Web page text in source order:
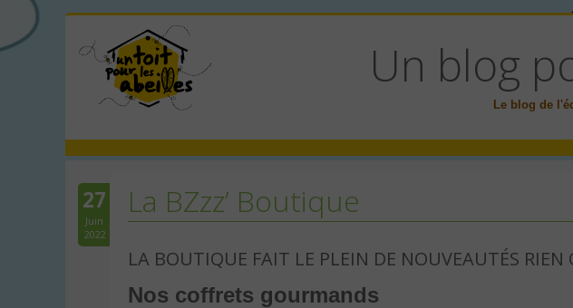
Un blog
Le blog de
27
Juin
2022
La BZzz’ Boutique
LA BOUTIQUE FAIT LE PLEIN DE NOUVEAUTÉS RIEN
Nos coffrets gourmands